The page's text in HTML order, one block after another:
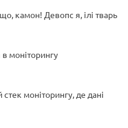
камон! Девопс я, ілі тварь
моніторингу
моніторингу, де дані